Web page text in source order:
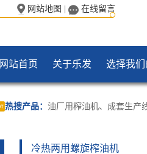
网站地图 在线留言
网站首页 关于乐发 选择我
热搜产品： 油厂用榨油机、 成套生产
冷热两用螺旋榨油机